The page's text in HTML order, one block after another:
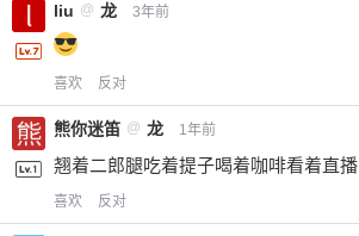
liu @ 龙 3年前
喜欢 反对
熊你迷笛 @ 龙 1年前
翘着二郎腿吃着提子喝着咖啡看着直播
喜欢 反对